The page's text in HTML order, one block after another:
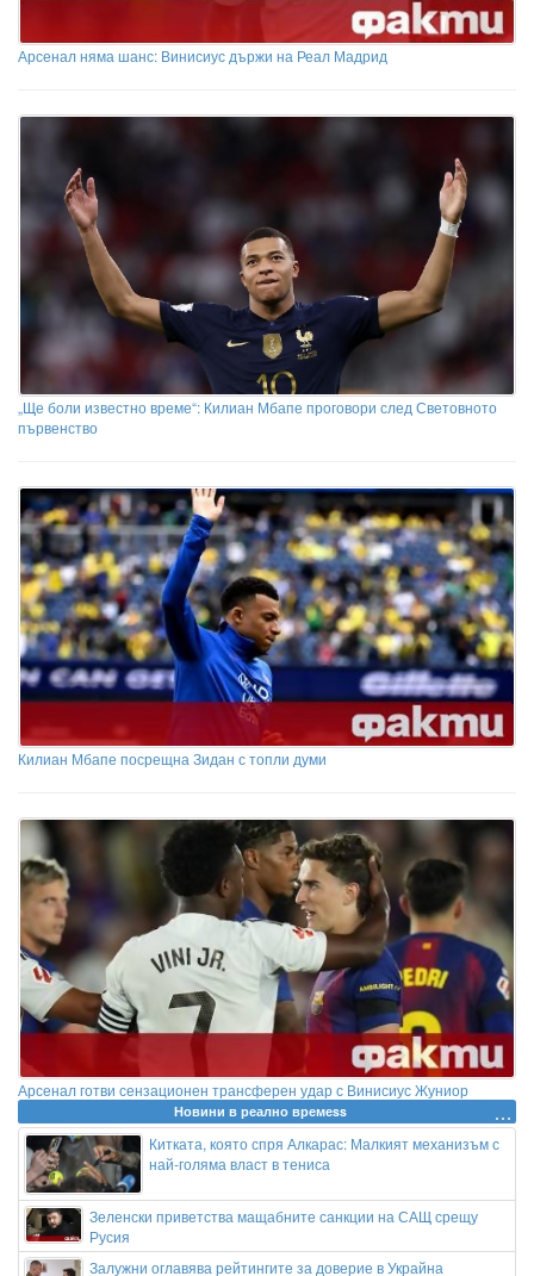
Арсенал няма шанс: Винисиус държи на Реал Мадрид
„Ще боли известно време“: Килиан Мбапе проговори след Световното
първенство
Килиан Мбапе посрещна Зидан с топли думи
Арсенал готви сензационен трансферен удар с Винисиус Жуниор
Новини в реално времеss
Китката, която спря Алкарас: Малкият механизъм с
най-голяма власт в тениса
Зеленски приветства мащабните санкции на САЩ срещу
Русия
Залужни оглавява рейтингите за доверие в Украйна